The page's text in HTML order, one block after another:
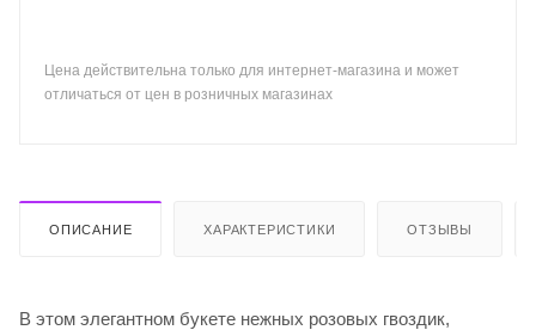
Цена действительна только для интернет-магазина и может
отличаться от цен в розничных магазинах
ОПИСАНИЕ ХАРАКТЕРИСТИКИ ОТЗЫВЫ
В этом элегантном букете нежных розовых гвоздик,